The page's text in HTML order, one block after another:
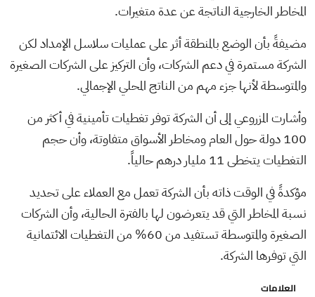
المخاطر الخارجية الناتجة عن عدة متغيرات.
مضيفةً بأن الوضع بالمنطقة أثر على عمليات سلاسل الإمداد لكن
الشركة مستمرة في دعم الشركات، وأن التركيز على الشركات الصغيرة
والمتوسطة لأنها جزء مهم من الناتج المحلي الإجمالي.
وأشارت المزروعي إلى أن الشركة توفر تغطيات تأمينية في أكثر من
100 دولة حول العام ومخاطر الأسواق متفاوتة، وأن حجم
التغطيات يتخطى 11 مليار درهم حالياً.
مؤكدةً في الوقت ذاته بأن الشركة تعمل مع العملاء على تحديد
نسبة المخاطر التي قد يتعرضون لها بالفترة الحالية، وأن الشركات
الصغيرة والمتوسطة تستفيد من 60% من التغطيات الائتمانية
التي توفرها الشركة.
العلامات